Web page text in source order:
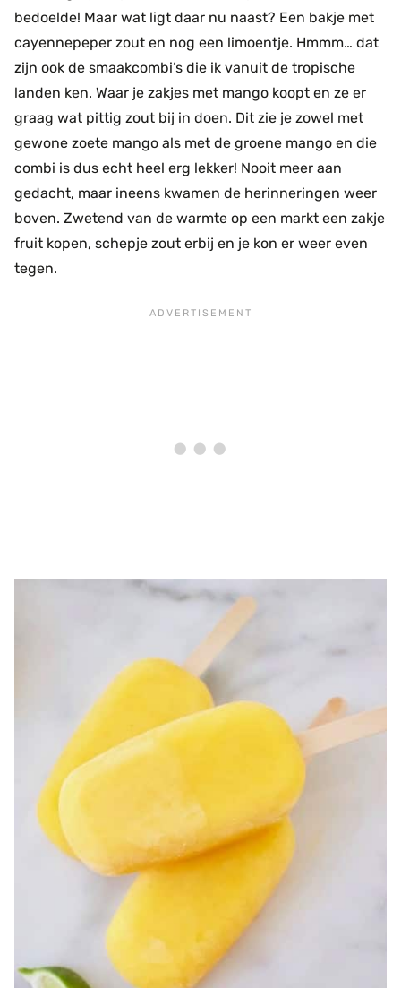
bedoelde! Maar wat ligt daar nu naast? Een bakje met
cayennepeper zout en nog een limoentje. Hmmm… dat
zijn ook de smaakcombi’s die ik vanuit de tropische
landen ken. Waar je zakjes met mango koopt en ze er
graag wat pittig zout bij in doen. Dit zie je zowel met
gewone zoete mango als met de groene mango en die
combi is dus echt heel erg lekker! Nooit meer aan
gedacht, maar ineens kwamen de herinneringen weer
boven. Zwetend van de warmte op een markt een zakje
fruit kopen, schepje zout erbij en je kon er weer even
tegen.